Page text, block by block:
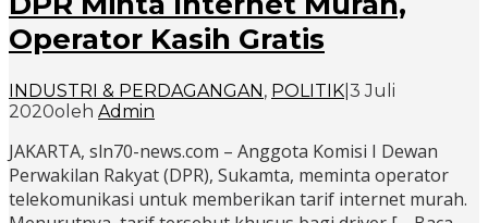
Operator Kasih Gratis
INDUSTRI & PERDAGANGAN, POLITIK 3 Juli
2020oleh Admin
JAKARTA, sln70-news.com – Anggota Komisi I Dewan
Perwakilan Rakyat (DPR), Sukamta, meminta operator
telekomunikasi untuk memberikan tarif internet murah.